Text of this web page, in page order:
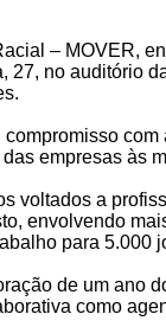
– MOVER,
no auditório
empresas às
voltados a
envolvendo
para 5.000
de um
como